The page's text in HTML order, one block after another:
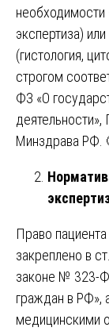
необходимости
экспертиза)
(гистология,
строгом
ФЗ «О
Минздрава РФ.
Право
закреплено в
законе № 323-
граждан в РФ»,
медицинскими